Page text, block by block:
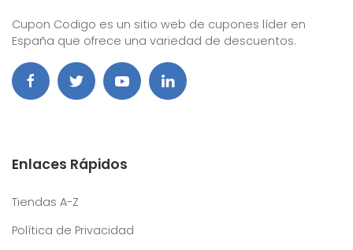
Cupon Codigo es un sitio web de cupones líder en
España que ofrece una variedad de descuentos.
Enlaces Rápidos
Tiendas A-Z
Política de Privacidad